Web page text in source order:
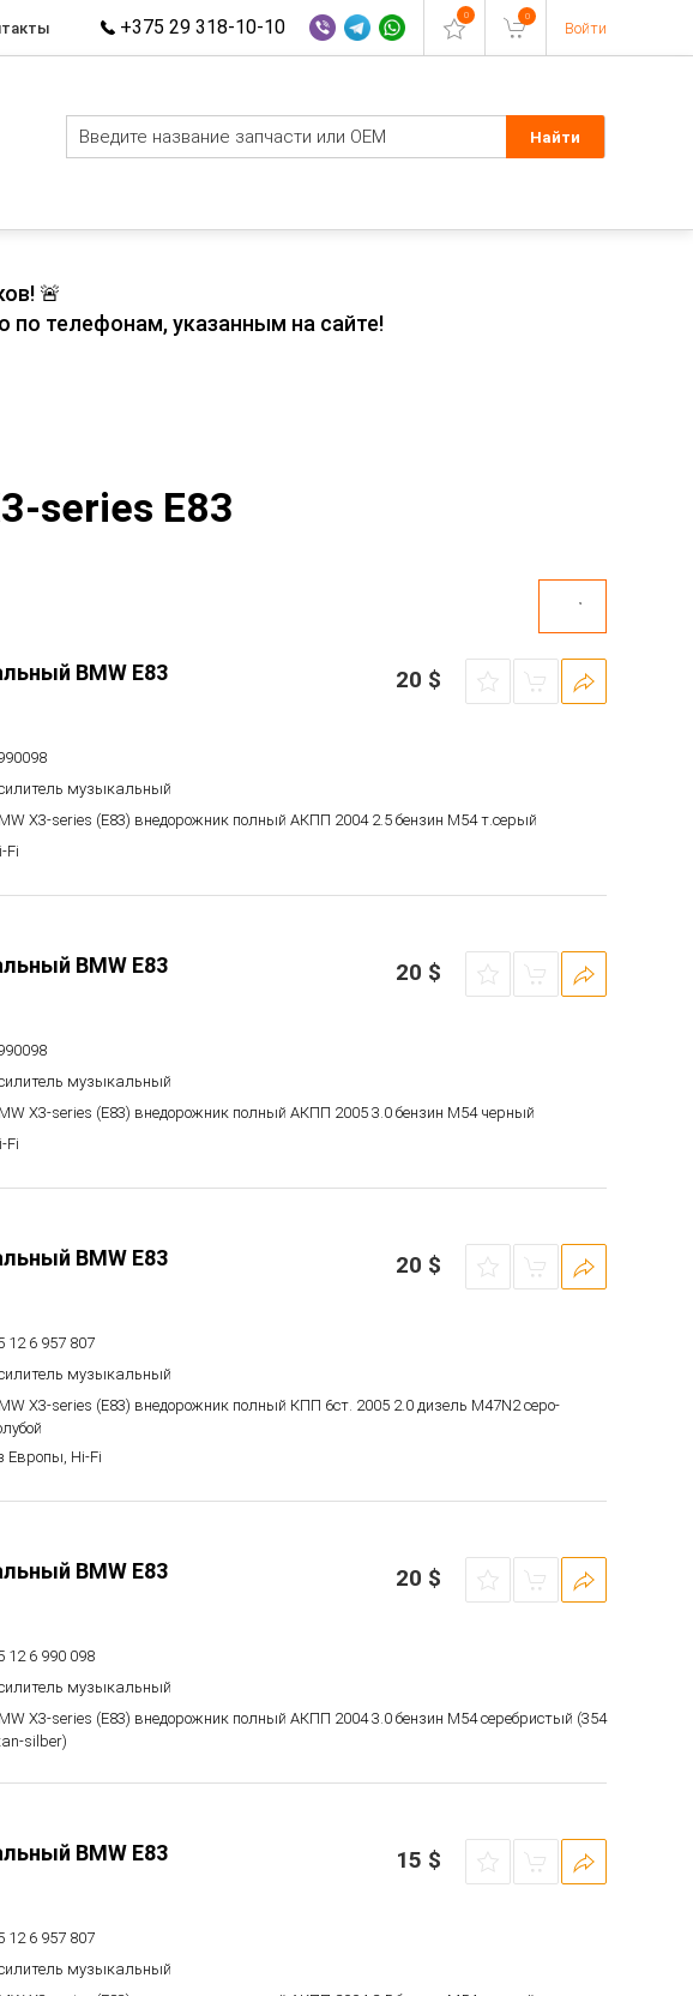
+375 29 318-10-10 0 0
Войти
🚨
телефонам, указанным на сайте!
series E83
BMW E83 20 $
музыкальный
X3-series (E83) внедорожник полный АКПП 2004 2.5 бензин M54 т.серый
Fi
BMW E83 20 $
музыкальный
X3-series (E83) внедорожник полный АКПП 2005 3.0 бензин M54 черный
Fi
BMW E83 20 $
12 6 957 807
музыкальный
X3-series (E83) внедорожник полный КПП 6ст. 2005 2.0 дизель M47N2 серо-
Европы, Hi-Fi
BMW E83 20 $
12 6 990 098
музыкальный
X3-series (E83) внедорожник полный АКПП 2004 3.0 бензин M54 серебристый (354
silber)
BMW E83 15 $
12 6 957 807
музыкальный